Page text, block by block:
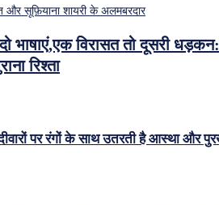
सूफ़ियाना शायरी के अलमबरदार
भाषाएं,एक विरासत तो दूसरी
रिश्ता
पर रंगों के साथ उतरती है आस्था और